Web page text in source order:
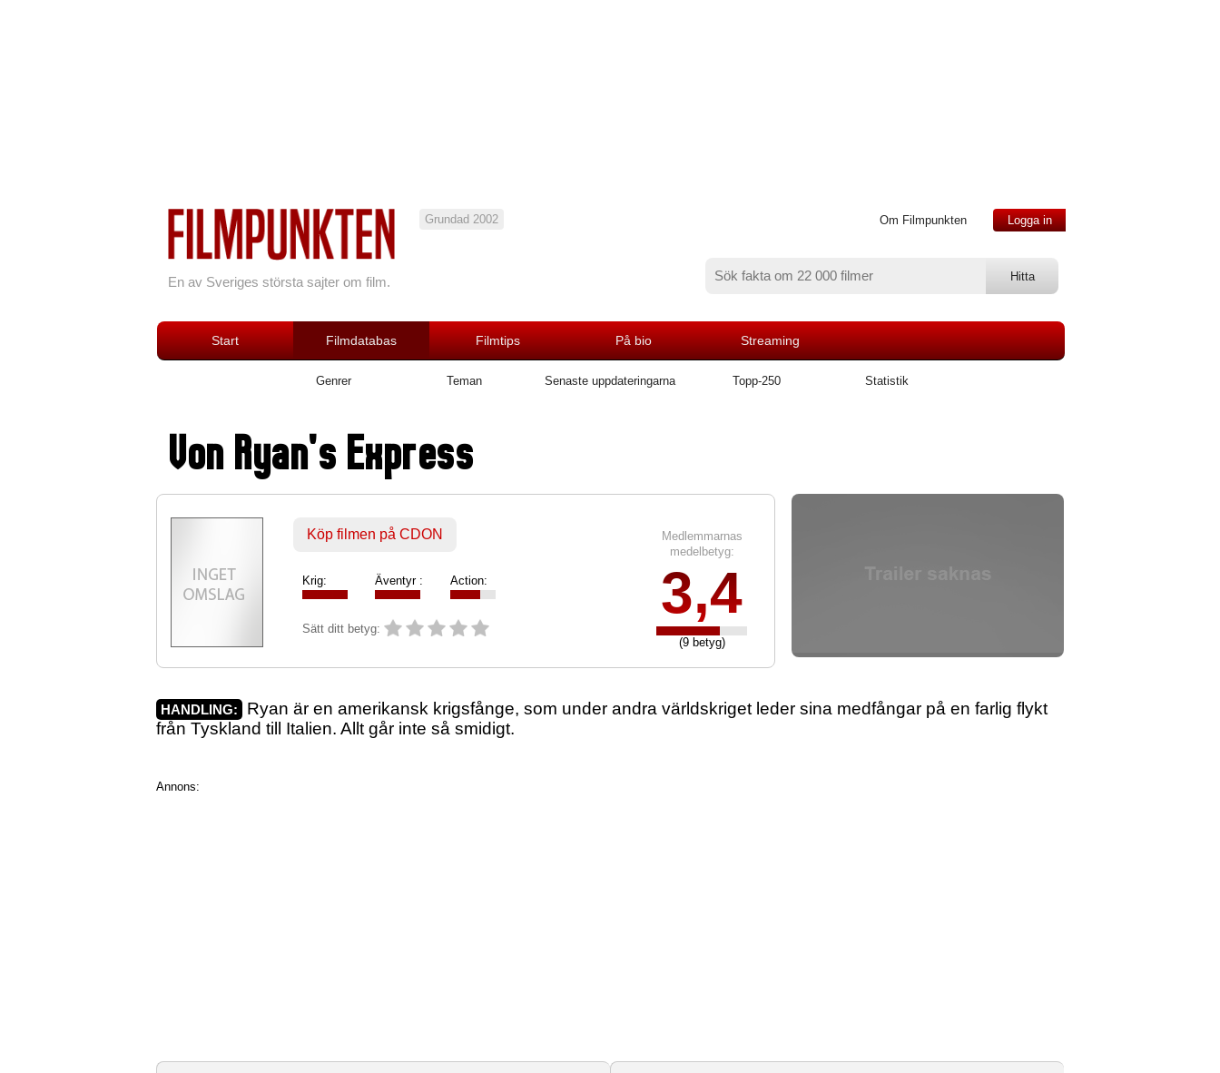
En av Sveriges största sajter om film.
Grundad 2002 Om Filmpunkten Logga in
Start Filmdatabas Filmtips På bio Streaming
Genrer Teman Senaste uppdateringarna Topp-250 Statistik
Von Ryan's Express
Köp filmen på CDON
Krig: Äventyr : Action:
Sätt ditt betyg:
Medlemmarnas
medelbetyg:
3,4
(9 betyg)
HANDLING:
Ryan är en amerikansk krigsfånge, som under andra världskriget leder sina medfångar på en farlig flykt
från Tyskland till Italien. Allt går inte så smidigt.
Annons: